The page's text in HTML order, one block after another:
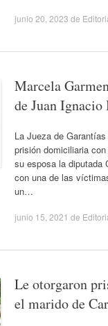
junio 20, 2023 de
Marcela
de Juan Ignacio
La Jueza de
prisión domiciliaria
su esposa la diputada
con una de las
un…
junio 15, 2021 de
Le otorgaron
el marido de